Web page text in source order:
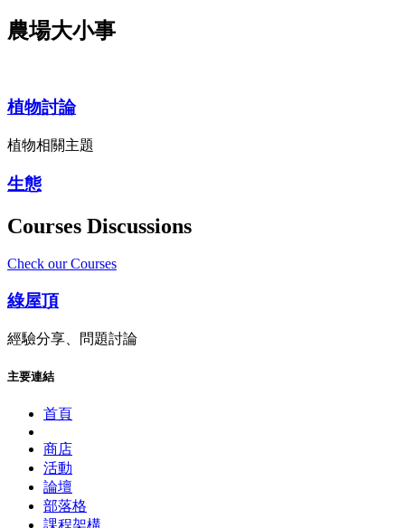
農場大小事
植物討論
植物相關主題
生態
Courses Discussions
Check our Courses
綠屋頂
經驗分享、問題討論
主要連結
首頁
商店
活動
論壇
部落格